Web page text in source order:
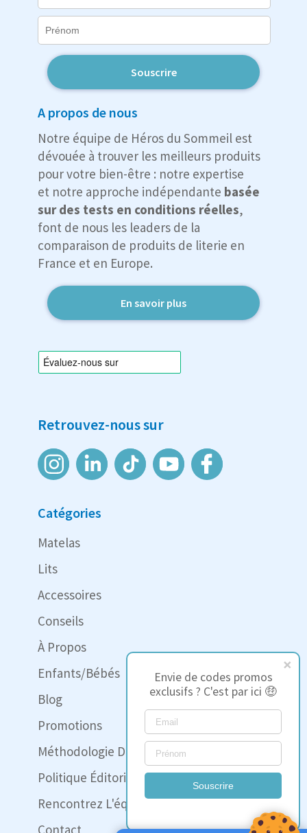
Envie de codes promos
exclusifs ? C'est par ici 🤑
Souscrire
Souscrire
A propos de nous
Notre équipe de Héros du Sommeil est
dévouée à trouver les meilleurs produits
pour votre bien-être : notre expertise
et notre approche indépendante basée
sur des tests en conditions réelles,
font de nous les leaders de la
comparaison de produits de literie en
France et en Europe.
En savoir plus
Retrouvez-nous sur
Catégories
Matelas
Lits
Accessoires
Conseils
À Propos
Enfants/Bébés
Blog
Promotions
Méthodologie Des Tests
Politique Éditoriale
Rencontrez L'équipe
Contact